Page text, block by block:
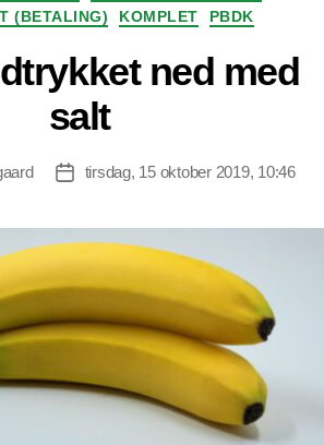
(BETALING)
KOMPLET PBDK
ned med
salt
Indlægsdato
tirsdag, 15 oktober 2019, 10:46